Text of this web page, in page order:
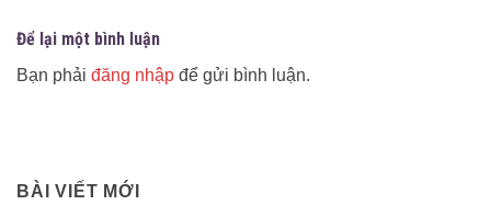
Để lại một bình luận
Bạn phải đăng nhập để gửi bình luận.
BÀI VIẾT MỚI